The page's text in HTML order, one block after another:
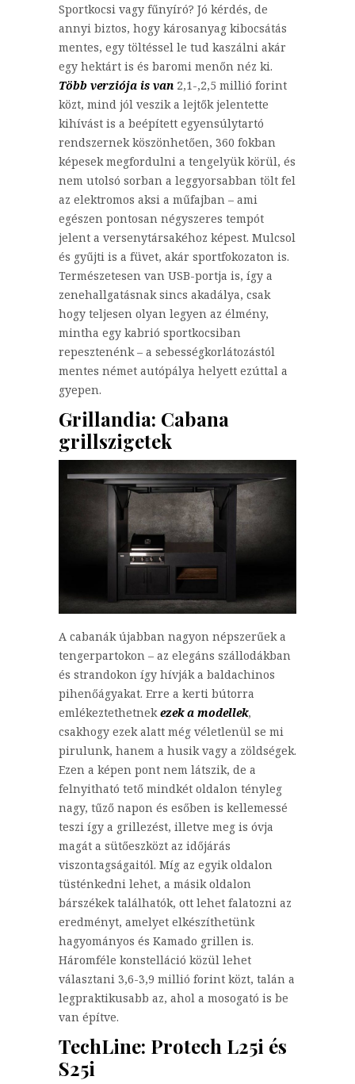
Sportkocsi vagy fűnyíró? Jó kérdés, de
annyi biztos, hogy károsanyag kibocsátás
mentes, egy töltéssel le tud kaszálni akár
egy hektárt is és baromi menőn néz ki.
Több verziója is van 2,1-,2,5 millió forint
közt, mind jól veszik a lejtők jelentette
kihívást is a beépített egyensúlytartó
rendszernek köszönhetően, 360 fokban
képesek megfordulni a tengelyük körül, és
nem utolsó sorban a leggyorsabban tölt fel
az elektromos aksi a műfajban – ami
egészen pontosan négyszeres tempót
jelent a versenytársakéhoz képest. Mulcsol
és gyűjti is a füvet, akár sportfokozaton is.
Természetesen van USB-portja is, így a
zenehallgatásnak sincs akadálya, csak
hogy teljesen olyan legyen az élmény,
mintha egy kabrió sportkocsiban
repesztenénk – a sebességkorlátozástól
mentes német autópálya helyett ezúttal a
gyepen.
Grillandia: Cabana
grillszigetek
A cabanák újabban nagyon népszerűek a
tengerpartokon – az elegáns szállodákban
és strandokon így hívják a baldachinos
pihenőágyakat. Erre a kerti bútorra
emlékeztethetnekezek a modellek,
csakhogy ezek alatt még véletlenül se mi
pirulunk, hanem a husik vagy a zöldségek.
Ezen a képen pont nem látszik, de a
felnyitható tető mindkét oldalon tényleg
nagy, tűző napon és esőben is kellemessé
teszi így a grillezést, illetve meg is óvja
magát a sütőeszközt az időjárás
viszontagságaitól. Míg az egyik oldalon
tüsténkedni lehet, a másik oldalon
bárszékek találhatók, ott lehet falatozni az
eredményt, amelyet elkészíthetünk
hagyományos és Kamado grillen is.
Háromféle konstelláció közül lehet
választani 3,6-3,9 millió forint közt, talán a
legpraktikusabb az, ahol a mosogató is be
van építve.
TechLine: Protech L25i és
S25i